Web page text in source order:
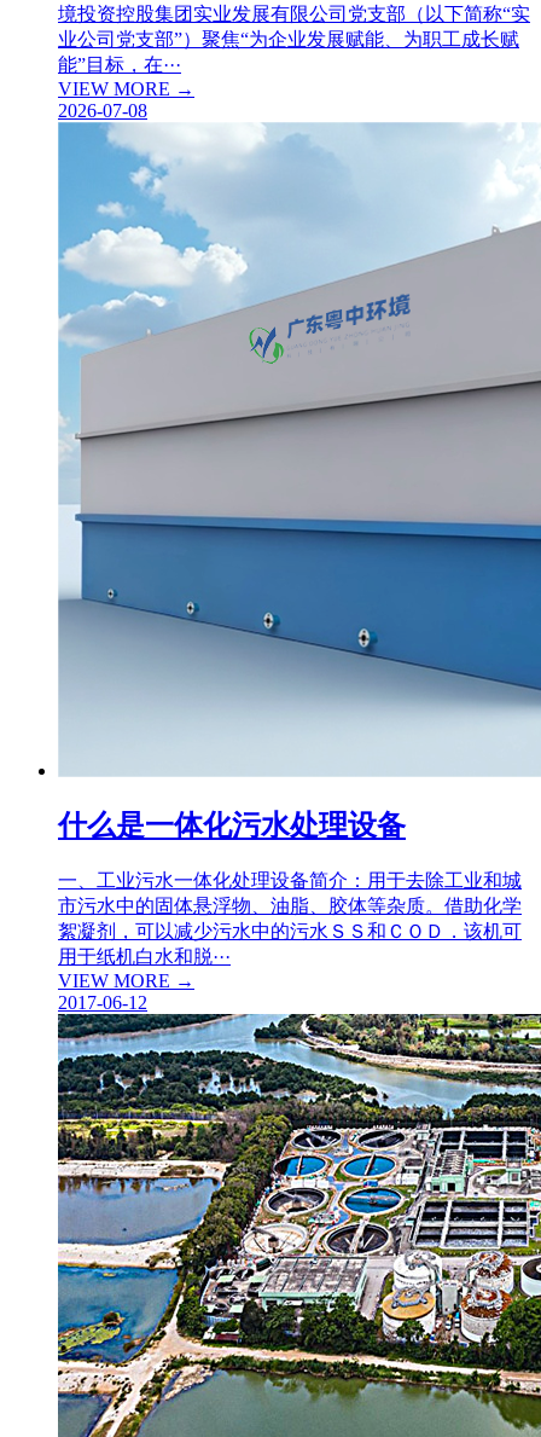
境投资控股集团实业发展有限公司党支部（以下简称“实
业公司党支部”）聚焦“为企业发展赋能、为职工成长赋
能”目标，在···
VIEW MORE →
2026-07-08
什么是一体化污水处理设备
一、工业污水一体化处理设备简介：用于去除工业和城
市污水中的固体悬浮物、油脂、胶体等杂质。借助化学
絮凝剂，可以减少污水中的污水ＳＳ和ＣＯＤ．该机可
用于纸机白水和脱···
VIEW MORE →
2017-06-12